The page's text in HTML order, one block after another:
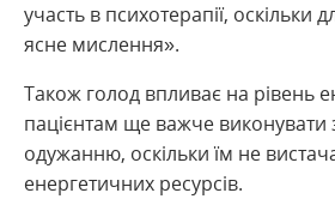
участь в психотерапії, оскільки
ясне мислення».
Також голод впливає на рівень
пацієнтам ще важче виконувати
одужанню, оскільки їм не
енергетичних ресурсів.